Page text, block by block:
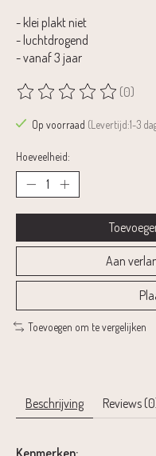
- klei plakt niet
- luchtdrogend
- vanaf 3 jaar
De beoordeling van dit(0)
Op voorraad (Levertijd:1-3
Hoeveelheid:
Aan
Toevoegen om te vergelijken
Beschrijving Reviews
Kenmerken: